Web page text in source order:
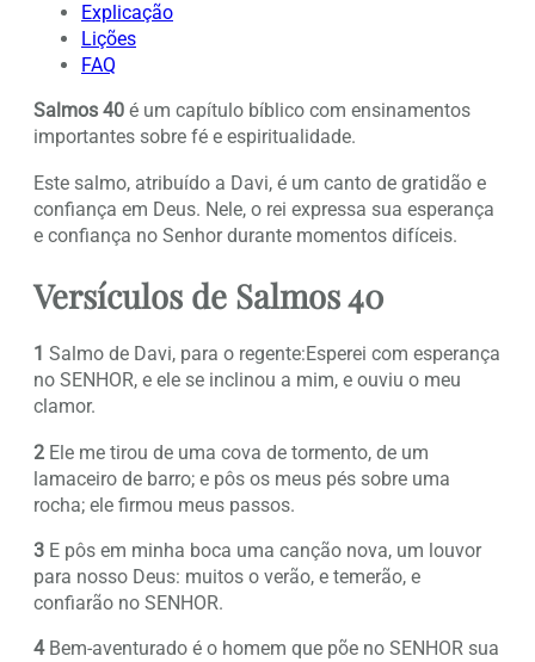
Explicação
Lições
FAQ
Salmos 40 é um capítulo bíblico com ensinamentos
importantes sobre fé e espiritualidade.
Este salmo, atribuído a Davi, é um canto de gratidão e
confiança em Deus. Nele, o rei expressa sua esperança
e confiança no Senhor durante momentos difíceis.
Versículos de Salmos 40
1 Salmo de Davi, para o regente:Esperei com esperança
no SENHOR, e ele se inclinou a mim, e ouviu o meu
clamor.
2 Ele me tirou de uma cova de tormento, de um
lamaceiro de barro; e pôs os meus pés sobre uma
rocha; ele firmou meus passos.
3 E pôs em minha boca uma canção nova, um louvor
para nosso Deus: muitos o verão, e temerão, e
confiarão no SENHOR.
4Bem-aventurado é o homem que põe no SENHOR sua